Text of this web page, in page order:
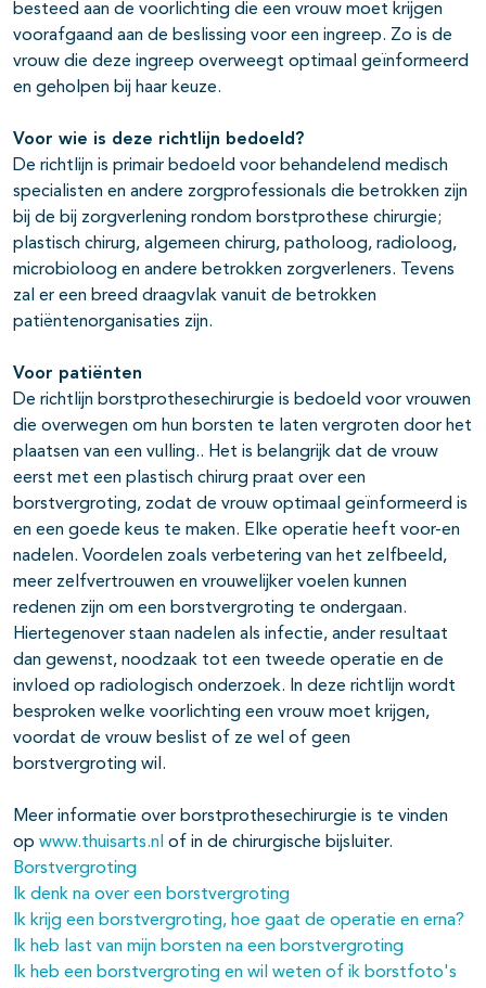
besteed aan de voorlichting die een vrouw moet krijgen
voorafgaand aan de beslissing voor een ingreep. Zo is de
vrouw die deze ingreep overweegt optimaal geïnformeerd
en geholpen bij haar keuze.
Voor wie is deze richtlijn bedoeld?
De richtlijn is primair bedoeld voor behandelend medisch
specialisten en andere zorgprofessionals die betrokken zijn
bij de bij zorgverlening rondom borstprothese chirurgie;
plastisch chirurg, algemeen chirurg, patholoog, radioloog,
microbioloog en andere betrokken zorgverleners. Tevens
zal er een breed draagvlak vanuit de betrokken
patiëntenorganisaties zijn.
Voor patiënten
De richtlijn borstprothesechirurgie is bedoeld voor vrouwen
die overwegen om hun borsten te laten vergroten door het
plaatsen van een vulling.. Het is belangrijk dat de vrouw
eerst met een plastisch chirurg praat over een
borstvergroting, zodat de vrouw optimaal geïnformeerd is
en een goede keus te maken. Elke operatie heeft voor-en
nadelen. Voordelen zoals verbetering van het zelfbeeld,
meer zelfvertrouwen en vrouwelijker voelen kunnen
redenen zijn om een borstvergroting te ondergaan.
Hiertegenover staan nadelen als infectie, ander resultaat
dan gewenst, noodzaak tot een tweede operatie en de
invloed op radiologisch onderzoek. In deze richtlijn wordt
besproken welke voorlichting een vrouw moet krijgen,
voordat de vrouw beslist of ze wel of geen
borstvergroting wil.
Meer informatie over borstprothesechirurgie is te vinden
op www.thuisarts.nl of in de chirurgische bijsluiter.
Borstvergroting
Ik denk na over een borstvergroting
Ik krijg een borstvergroting, hoe gaat de operatie en erna?
Ik heb last van mijn borsten na een borstvergroting
Ik heb een borstvergroting en wil weten of ik borstfoto's